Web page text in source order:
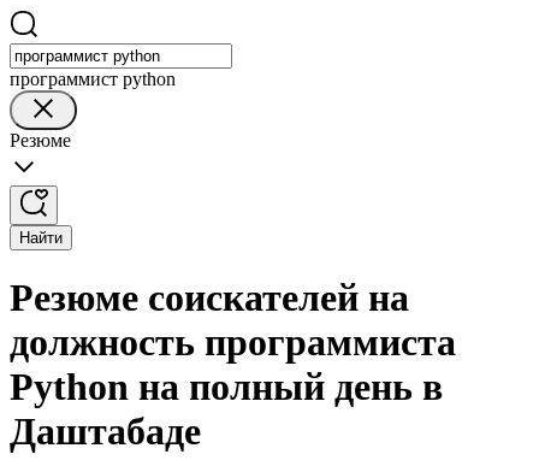
программист python
Резюме
Найти
Резюме соискателей на
должность программиста
Python на полный день в
Даштабаде